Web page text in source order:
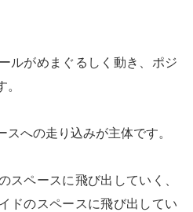
ルがめまぐるしく動き、ポジ
への走り込みが主体です。
スペースに飛び出していく、
ドのスペースに飛び出してい